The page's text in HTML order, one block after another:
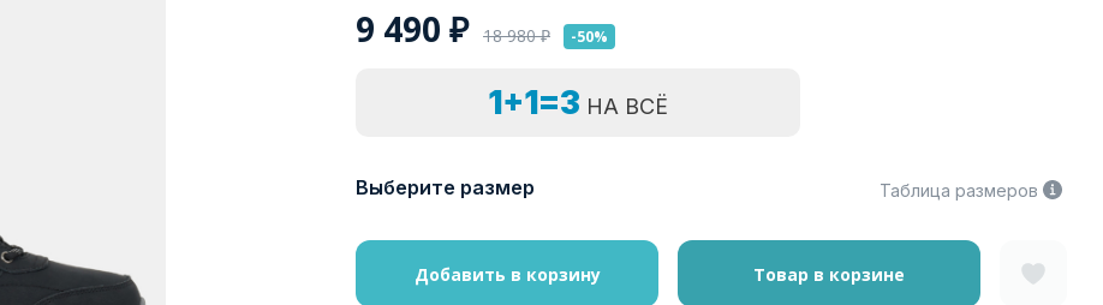
9 490 ₽ 18 980₽ -50%
1+1=3 НА ВСЁ
Выберите размер Таблица размеров
Добавить в корзину Товар в корзине